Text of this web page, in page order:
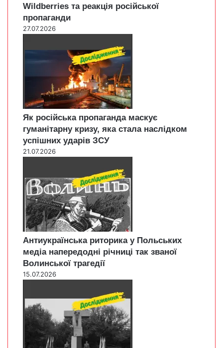
Wildberries та реакція російської
пропаганди
27.07.2026
Як російська пропаганда маскує
гуманітарну кризу, яка стала наслідком
успішних ударів ЗСУ
21.07.2026
Антиукраїнська риторика у Польських
медіа напередодні річниці так званої
Волинської трагедії
15.07.2026